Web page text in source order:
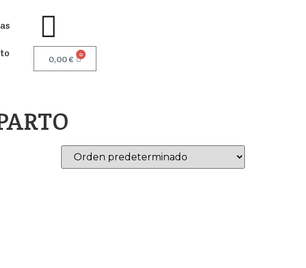
0,00€ 0